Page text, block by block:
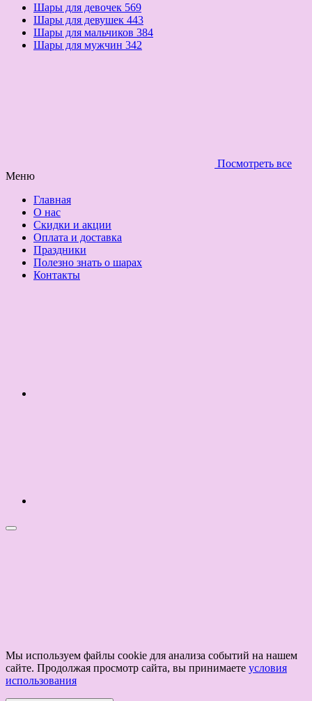
Шары для девочек 569
Шары для девушек 443
Шары для мальчиков 384
Шары для мужчин 342
Посмотреть все
Меню
Главная
О нас
Скидки и акции
Оплата и доставка
Праздники
Полезно знать о шарах
Контакты
Мы используем файлы cookie для анализа событий на нашем
сайте. Продолжая просмотр сайта, вы принимаете условия
использования